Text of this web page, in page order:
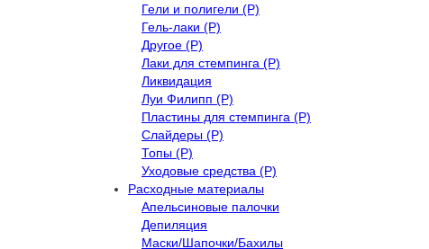
Гели и полигели (Р)
Гель-лаки (Р)
Другое (Р)
Лаки для стемпинга (Р)
Ликвидация
Луи Филипп (Р)
Пластины для стемпинга (Р)
Слайдеры (Р)
Топы (Р)
Уходовые средства (Р)
Расходные материалы
Апельсиновые палочки
Депиляция
Маски/Шапочки/Бахилы